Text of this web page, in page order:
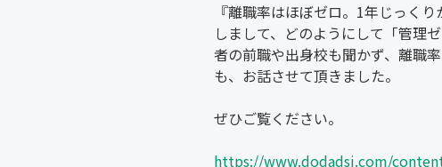
『離職率はほぼゼロ。1年じっく
しまして、どのようにして「管理
者の前職や出身校も聞かず、離職
も、お話させて頂きました。
ぜひご覧ください。
https://www.dodadsj.com/